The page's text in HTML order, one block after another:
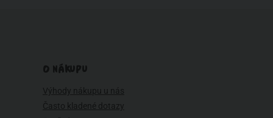
O NÁKUPU
Výhody nákupu u nás
Často kladené dotazy